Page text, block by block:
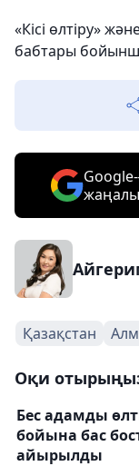
«Кісі өлтіру»
бабтары бойынша
Қазақстан
Оқи
Бес адамды
бойына бас
айырылды